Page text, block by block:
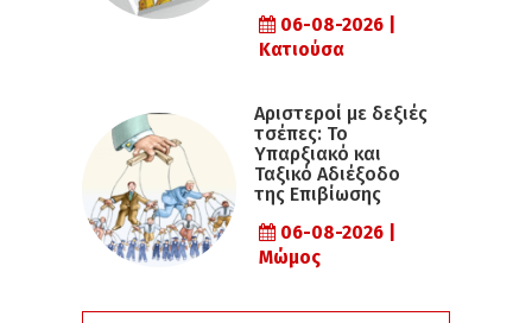
06-08-2026 |
Κατιούσα
Αριστεροί με δεξιές
τσέπες: Το
Υπαρξιακό και
Ταξικό Αδιέξοδο
της Επιβίωσης
06-08-2026 |
Μώμος